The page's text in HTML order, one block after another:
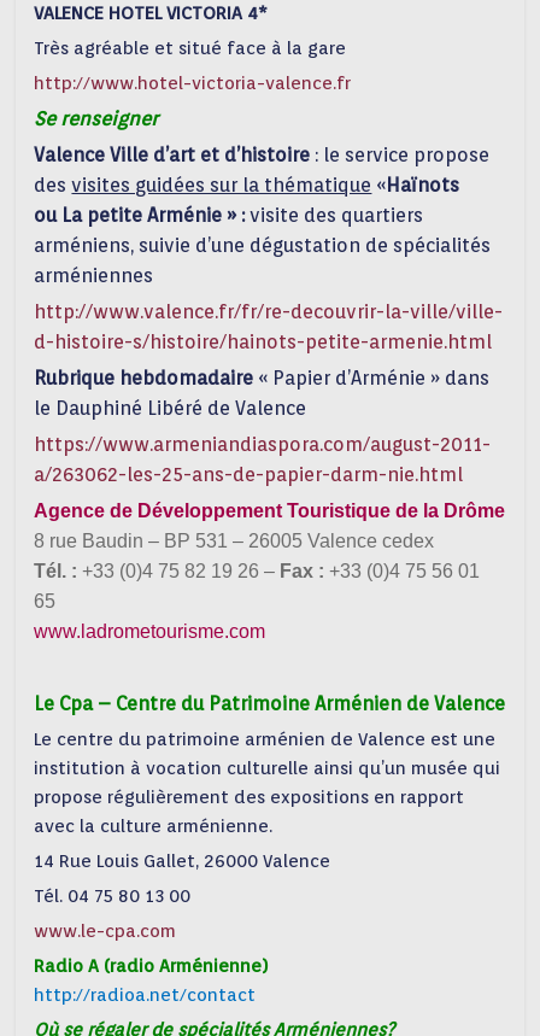
VALENCE HOTEL VICTORIA 4*
Très agréable et situé face à la gare
http://www.hotel-victoria-valence.fr
Se renseigner
Valence Ville d’art et d’histoire : le service propose
desvisites guidées sur la thématique « Haïnots
ou La petite Arménie » :visite des quartiers
arméniens, suivie d’une dégustation de spécialités
arméniennes
http://www.valence.fr/fr/re-decouvrir-la-ville/ville-
d-histoire-s/histoire/hainots-petite-armenie.html
Rubrique hebdomadaire « Papier d’Arménie » dans
le Dauphiné Libéré de Valence
https://www.armeniandiaspora.com/august-2011-
a/263062-les-25-ans-de-papier-darm-nie.html
Agence de Développement Touristique de la Drôme
8 rue Baudin – BP 531 – 26005 Valence cedex
Tél. :+33 (0)4 75 82 19 26 – Fax : +33 (0)4 75 56 01
65
www.ladrometourisme.com
Le Cpa – Centre du Patrimoine Arménien de Valence
Le centre du patrimoine arménien de Valence est une
institution à vocation culturelle ainsi qu’un musée qui
propose régulièrement des expositions en rapport
avec la culture arménienne.
14 Rue Louis Gallet, 26000 Valence
Tél. 04 75 80 13 00
www.le-cpa.com
Radio A (radio Arménienne)
http://radioa.net/contact
Où se régaler de spécialités Arméniennes?